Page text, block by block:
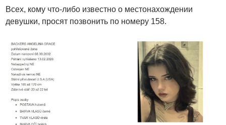
Всех, кому что-либо известно о местонахождении
девушки, просят позвонить по номеру 158.